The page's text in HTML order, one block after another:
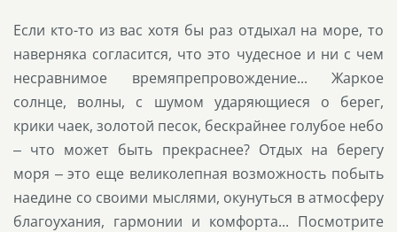
Если кто-то из вас хотя бы раз отдыхал на море, то
наверняка согласится, что это чудесное и ни с чем
несравнимое времяпрепровождение... Жаркое
солнце, волны, с шумом ударяющиеся о берег,
крики чаек, золотой песок, бескрайнее голубое небо
– что может быть прекраснее? Отдых на берегу
моря – это еще великолепная возможность побыть
наедине со своими мыслями, окунуться в атмосферу
благоухания, гармонии и комфорта... Посмотрите